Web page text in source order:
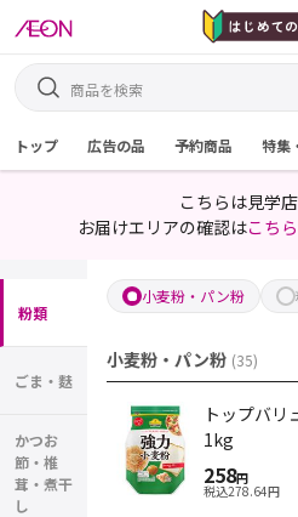
トップ 広告の品 予約商品 特集
こちらは見学店
お届けエリアの確認はこちら
粉類
ごま・麩
かつお
節・椎
茸・煮干
し
小麦粉・パン粉
小麦粉・パン粉 (35)
トップバリ
1kg
258円
税込278.64円